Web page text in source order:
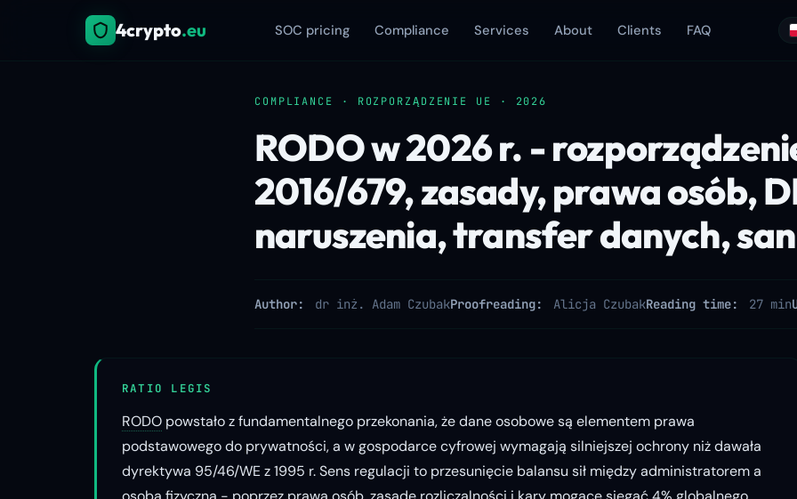
4crypto.eu SOC pricing Compliance Services About Clients FAQ
COMPLIANCE · ROZPORZĄDZENIE UE · 2026
RODO w 2026 r. -
2016/679, zasady, prawa osób,
naruszenia, transfer danych,
Author: dr inż. Adam CzubakProofreading: Alicja CzubakReading time: 27 min
RATIO LEGIS
RODO powstało z fundamentalnego przekonania, że dane osobowe są elementem prawa
podstawowego do prywatności, a w gospodarce cyfrowej wymagają silniejszej ochrony niż dawała
dyrektywa 95/46/WE z 1995 r. Sens regulacji to przesunięcie balansu sił między administratorem a